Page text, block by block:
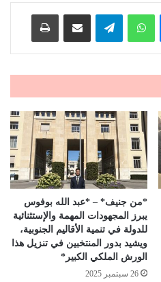
ماسنجر واتساب تيلقرام مشاركة عبر البريد طباعة
*من جنيف* – *عبد الله بوفوس
يبرز المجهودات المهمة والإستثنائية
للدولة في تنمية الأقاليم الجنوبية،
ويشيد بدور المنتخبين في تنزيل هذا
الورش الملكي الكبير*
26 سبتمبر 2025